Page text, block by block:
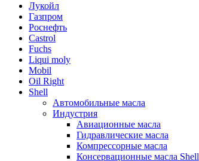
Лукойл
Газпром
Роснефть
Castrol
Fuchs
Liqui moly
Mobil
Oil Right
Shell
Автомобильные масла
Индустрия
Авиационные масла
Гидравлические масла
Компрессорные масла
Консервационные масла Shell